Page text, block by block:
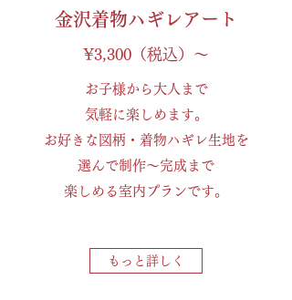
金沢着物ハギレアート
¥3,300（税込）～
お子様から大人まで
気軽に楽しめます。
お好きな図柄・着物ハギレ生地を
選んで制作～完成まで
楽しめる室内プランです。
もっと詳しく